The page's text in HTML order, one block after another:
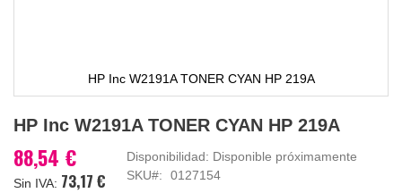
HP Inc W2191A TONER CYAN HP 219A
al
de
la
HP Inc W2191A TONER CYAN HP 219A
88,54 €
73,17 €
Disponibilidad: Disponible próximamente
SKU
0127154